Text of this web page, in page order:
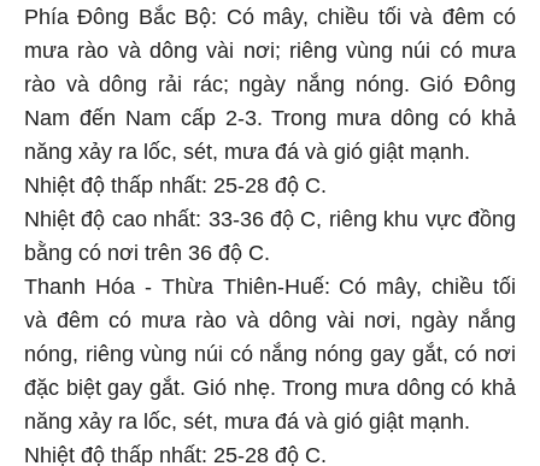
Phía Đông Bắc Bộ: Có mây, chiều tối và đêm có
mưa rào và dông vài nơi; riêng vùng núi có mưa
rào và dông rải rác; ngày nắng nóng. Gió Đông
Nam đến Nam cấp 2-3. Trong mưa dông có khả
năng xảy ra lốc, sét, mưa đá và gió giật mạnh.
Nhiệt độ thấp nhất: 25-28 độ C.
Nhiệt độ cao nhất: 33-36 độ C, riêng khu vực đồng
bằng có nơi trên 36 độ C.
Thanh Hóa - Thừa Thiên-Huế: Có mây, chiều tối
và đêm có mưa rào và dông vài nơi, ngày nắng
nóng, riêng vùng núi có nắng nóng gay gắt, có nơi
đặc biệt gay gắt. Gió nhẹ. Trong mưa dông có khả
năng xảy ra lốc, sét, mưa đá và gió giật mạnh.
Nhiệt độ thấp nhất: 25-28 độ C.